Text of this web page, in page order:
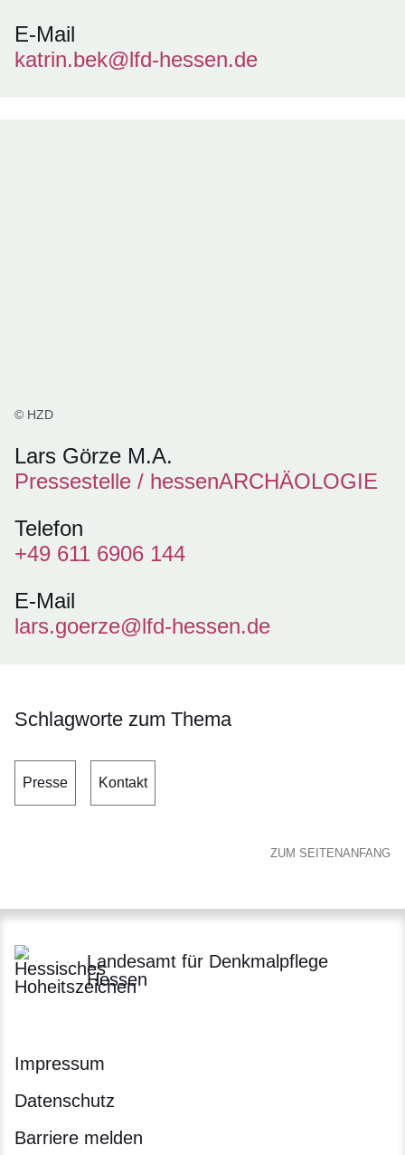
E-Mail
katrin.bek@lfd-hessen.de
© HZD
Lars Görze M.A.
Pressestelle / hessenARCHÄOLOGIE
Telefon
+49 611 6906 144
E-Mail
lars.goerze@lfd-hessen.de
Schlagworte zum Thema
Presse Kontakt
ZUM SEITENANFANG
Landesamt für Denkmalpflege
Hessen
Impressum
Datenschutz
Barriere melden